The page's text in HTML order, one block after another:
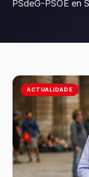
PSdeG-PSOE en
ACTUALIDADE